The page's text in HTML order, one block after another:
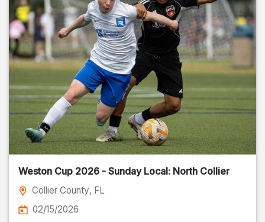
Weston Cup 2026 - Sunday Local: North Collier
Collier County, FL
02/15/2026